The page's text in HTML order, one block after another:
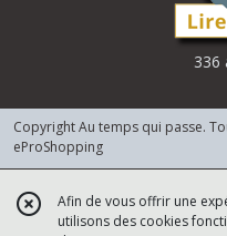
336
Copyright Au temps qui passe.
eProShopping
Afin de vous offrir une
utilisons des cookies